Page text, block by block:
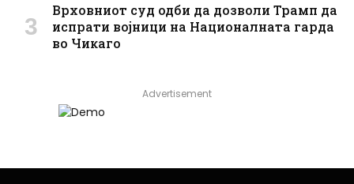
Врховниот суд одби да дозволи Трамп да
испрати војници на Националната гарда
во Чикаго
Advertisement